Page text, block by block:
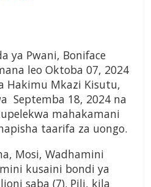
ya Pwani, Boniface
leo Oktoba 07, 2024
Hakimu Mkazi Kisutu,
Septemba 18, 2024 na
mahakamani
taarifa za uongo.
Mosi, Wadhamini
kusaini bondi ya
saba (7). Pili, kila